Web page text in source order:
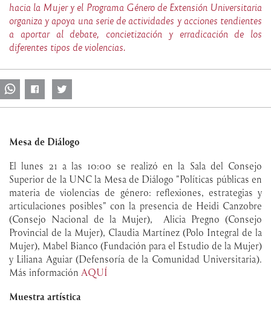
hacia la Mujer y el Programa Género de Extensión Universitaria
organiza y apoya una serie de actividades y acciones tendientes
a aportar al debate, concietización y erradicación de los
diferentes tipos de violencias.
Mesa de Diálogo
El lunes 21 a las 10:00 se realizó en la Sala del Consejo
Superior de la UNC la Mesa de Diálogo "Políticas públicas en
materia de violencias de género: reflexiones, estrategias y
articulaciones posibles" con la presencia de Heidi Canzobre
(Consejo Nacional de la Mujer), Alicia Pregno (Consejo
Provincial de la Mujer), Claudia Martínez (Polo Integral de la
Mujer), Mabel Bianco (Fundación para el Estudio de la Mujer)
y Liliana Aguiar (Defensoría de la Comunidad Universitaria).
Más información AQUÍ
Muestra artística